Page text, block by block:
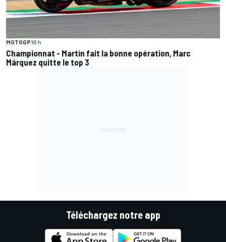
MOTOGP10 h
Championnat - Martín fait la bonne opération, Marc
Márquez quitte le top 3
Téléchargez notre app